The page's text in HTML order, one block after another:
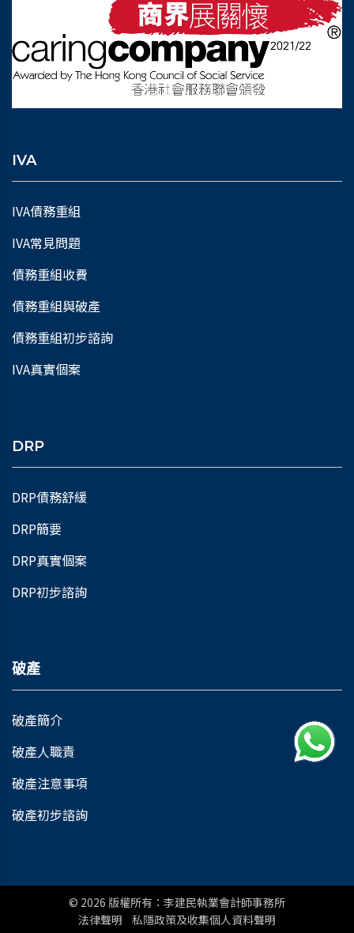
IVA
IVA債務重組
IVA常見問題
債務重組收費
債務重組與破產
債務重組初步諮詢
IVA真實個案
DRP
DRP債務舒緩
DRP簡要
DRP真實個案
DRP初步諮詢
破產
破產簡介
破產人職責
破產注意事項
破產初步諮詢
© 2026 版權所有：李建民執業會計師事務所
法律聲明
私隱政策及收集個人資料聲明